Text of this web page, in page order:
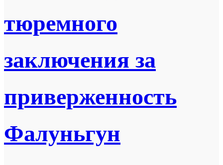
тюремного
заключения за
приверженность
Фалуньгун